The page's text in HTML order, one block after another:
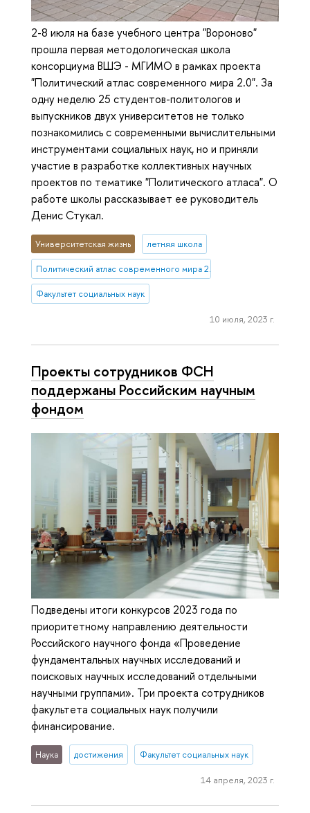
2-8 июля на базе учебного центра "Вороново"
прошла первая методологическая школа
консорциума ВШЭ - МГИМО в рамках проекта
"Политический атлас современного мира 2.0". За
одну неделю 25 студентов-политологов и
выпускников двух университетов не только
познакомились с современными вычислительными
инструментами социальных наук, но и приняли
участие в разработке коллективных научных
проектов по тематике "Политического атласа". О
работе школы рассказывает ее руководитель
Денис Стукал.
Университетская жизнь летняя школа
Политический атлас современного мира 2.0
Факультет социальных наук
10 июля, 2023 г.
Проекты сотрудников ФСН
поддержаны Российским научным
фондом
Подведены итоги конкурсов 2023 года по
приоритетному направлению деятельности
Российского научного фонда «Проведение
фундаментальных научных исследований и
поисковых научных исследований отдельными
научными группами». Три проекта сотрудников
факультета социальных наук получили
финансирование.
Наука достижения Факультет социальных наук
14 апреля, 2023 г.